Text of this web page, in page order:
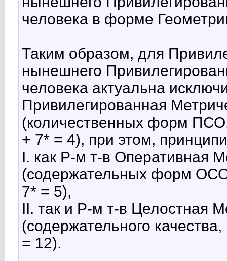
человека в форме
Таким образом, для
нынешнего
человека актуальна
Привилегированная
(количественных форм
+ 7* = 4), при этом,
I. как Р-м т-в Оперативная
(содержательных форм
7* = 5),
II. так и Р-м т-в Целостная
(содержательного
= 12).